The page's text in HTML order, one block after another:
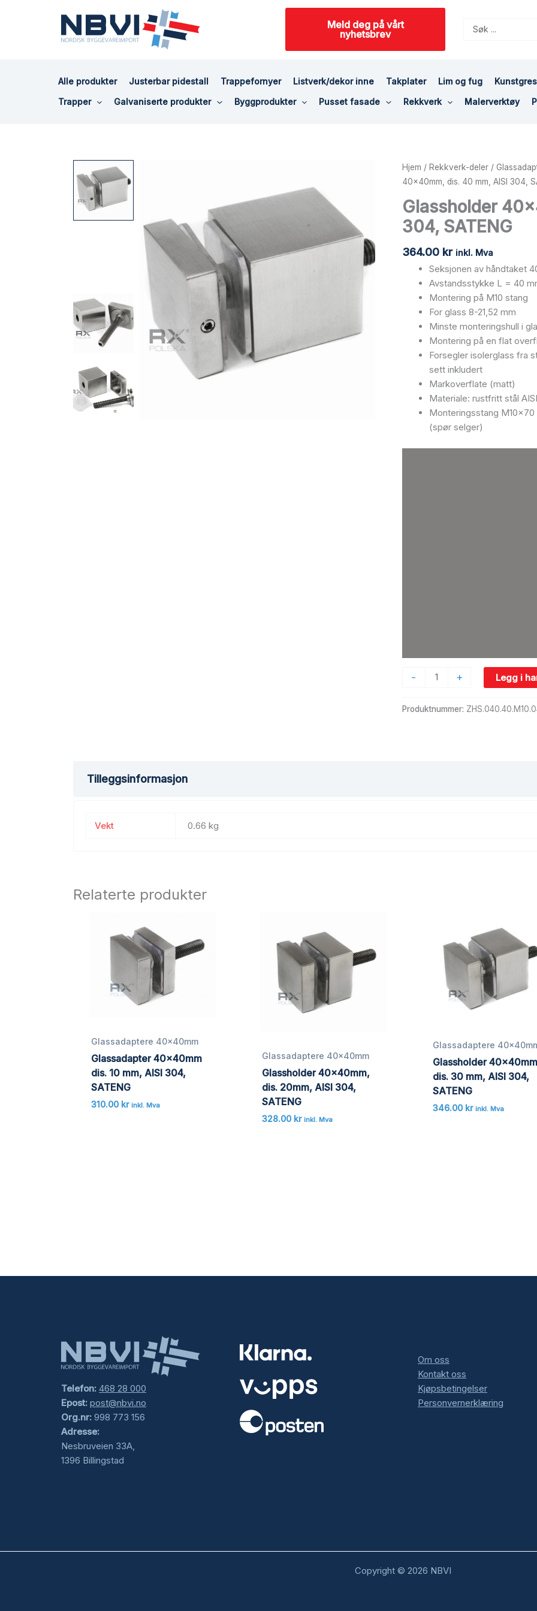
Meld deg på vårt
nyhetsbrev
Search
Alle produkter Justerbar pidestall Trappefornyer Listverk/dekor inne Takplater Lim og fug
Trapper
Galvaniserte produkter Byggprodukter Pusset fasade Rekkverk Malerverktøy
Hjem / Rekkverk-deler/
40x40mm, dis. 40 mm, AISI 304,
Glassholder
304, SATENG
364.00 kr inkl. Mva
Seksjonen av håndtaket
Avstandsstykke L = 40
Montering på M10 stang
For glass 8-21,52 mm
Minste monteringshull i
Montering på en flat
Forsegler isolerglass fra
sett inkludert
Markoverflate (matt)
Materiale: rustfritt stål
Monteringsstang
(spør selger)
-
Glassholder
40x40mm,
40
mm,
304,
SATENG
antall
+ Legg i
Produktnummer:
Tilleggsinformasjon
Vekt 0.66 kg
Relaterte produkter
Glassadaptere 40x40mm
Glassadapter 40x40mm
dis. 10 mm, AISI 304,
SATENG
310.00 kr inkl. Mva
Glassadaptere 40x40mm
Glassholder 40x40mm,
dis. 20mm, AISI 304,
SATENG
328.00 kr inkl. Mva
Glassadaptere
Glassholder
dis. 30 mm, AISI 304,
SATENG
346.00 kr inkl. Mva
Telefon: 468 28 000
Epost: post@nbvi.no
Org.nr: 998 773 156
Adresse:
Nesbruveien 33A,
1396 Billingstad
Om oss
Kontakt oss
Kjøpsbetingelser
Personvernerklæring
Copyright © 2026 NBVI